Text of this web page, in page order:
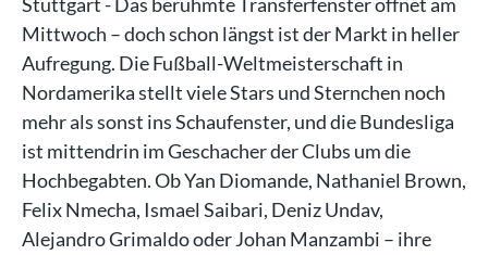
Mittwoch – doch schon längst ist der Markt in heller
Aufregung. Die Fußball-Weltmeisterschaft in
Nordamerika stellt viele Stars und Sternchen noch
mehr als sonst ins Schaufenster, und die Bundesliga
ist mittendrin im Geschacher der Clubs um die
Hochbegabten. Ob Yan Diomande, Nathaniel Brown,
Felix Nmecha, Ismael Saibari, Deniz Undav,
Alejandro Grimaldo oder Johan Manzambi – ihre